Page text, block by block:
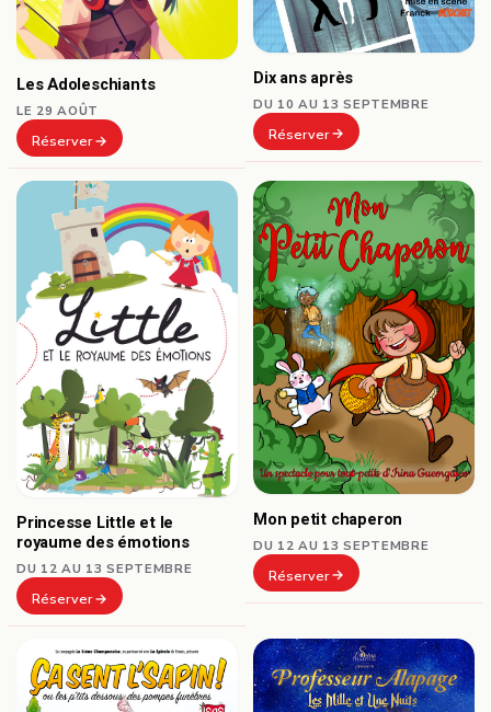
Les Adoleschiants
LE 29 AOÛT
Réserver
Dix ans après
DU 10 AU 13 SEPTEMBRE
Réserver
Princesse Little et le
royaume des émotions
DU 12 AU 13 SEPTEMBRE
Réserver
Mon petit chaperon
DU 12 AU 13 SEPTEMBRE
Réserver